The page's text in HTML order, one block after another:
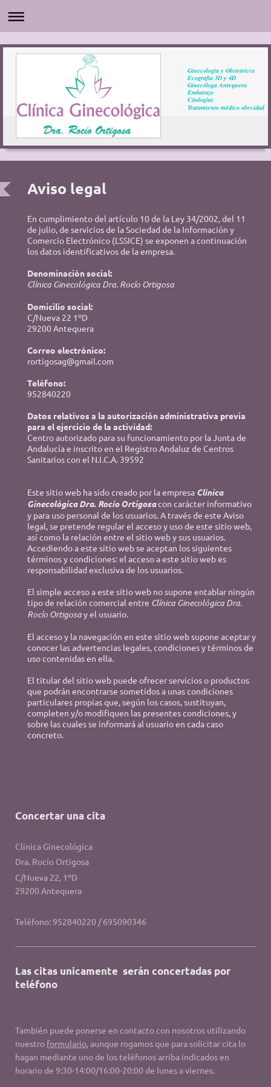
Ginecología y Obstetricia
Ecografía 3D y 4D
Ginecóloga Antequera
Embarazo
Citologías
Tratamiento médico obesidad
Aviso legal
En cumplimiento del artículo 10 de la Ley 34/2002, del 11
de julio, de servicios de la Sociedad de la Información y
Comercio Electrónico (LSSICE) se exponen a continuación
los datos identificativos de la empresa.
Denominación social:
Clínica Ginecológica Dra. Rocío Ortigosa
Domicilio social:
C/Nueva 22 1ºD
29200 Antequera
Correo electrónico:
rortigosag@gmail.com
Teléfono:
952840220
Datos relativos a la autorización administrativa previa
para el ejercicio de la actividad:
Centro autorizado para su funcionamiento por la Junta de
Andalucía e inscrito en el Registro Andaluz de Centros
Sanitarios con el N.I.C.A. 39592
Este sitio web ha sido creado por la empresa Clínica
Ginecológica Dra. Rocío Ortigosacon carácter informativo
y para uso personal de los usuarios. A través de este Aviso
legal, se pretende regular el acceso y uso de este sitio web,
así como la relación entre el sitio web y sus usuarios.
Accediendo a este sitio web se aceptan los siguientes
términos y condiciones: el acceso a este sitio web es
responsabilidad exclusiva de los usuarios.
El simple acceso a este sitio web no supone entablar ningún
tipo de relación comercial entre Clínica Ginecológica Dra.
Rocío Ortigosay el usuario.
El acceso y la navegación en este sitio web supone aceptar y
conocer las advertencias legales, condiciones y términos de
uso contenidas en ella.
El titular del sitio web puede ofrecer servicios o productos
que podrán encontrarse sometidos a unas condiciones
particulares propias que, según los casos, sustituyan,
completen y/o modifiquen las presentes condiciones, y
sobre las cuales se informará al usuario en cada caso
concreto.
Concertar una cita
Clínica Ginecológica
Dra. Rocío Ortigosa
C/Nueva 22, 1ºD
29200 Antequera
Teléfono: 952840220 / 695090346
Las citas unicamente serán concertadas por
teléfono
También puede ponerse en contacto con nosotros utilizando
nuestro formulario, aunque rogamos que para solicitar cita lo
hagan mediante uno de los teléfonos arriba indicados en
horario de 9:30-14:00/16:00-20:00 de lunes a viernes.